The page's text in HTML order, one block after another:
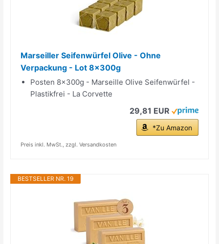
Marseiller Seifenwürfel Olive - Ohne
Verpackung - Lot 8x300g
Posten 8x300g - Marseille Olive Seifenwürfel -
Plastikfrei - La Corvette
29,81 EUR
*Zu Amazon
Preis inkl. MwSt., zzgl. Versandkosten
BESTSELLER NR. 19